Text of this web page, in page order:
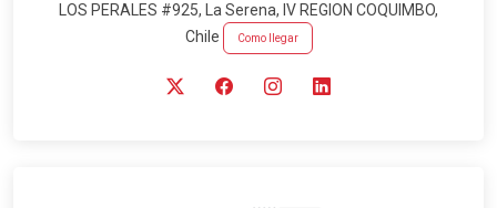
LOS PERALES #925, La Serena, IV REGION COQUIMBO,
Chile
Como llegar